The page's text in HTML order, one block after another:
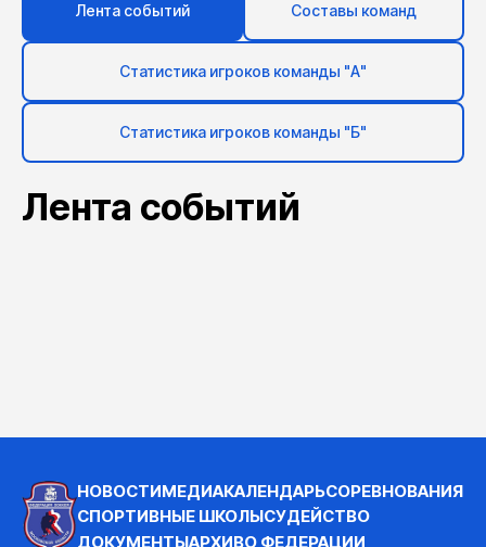
Лента событий Составы команд
Статистика игроков команды "А"
Статистика игроков команды "Б"
Лента событий
НОВОСТИМЕДИАКАЛЕНДАРЬСОРЕВНОВАНИЯ
СПОРТИВНЫЕ ШКОЛЫСУДЕЙСТВО
ДОКУМЕНТЫАРХИВО ФЕДЕРАЦИИ